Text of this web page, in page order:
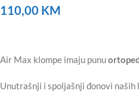
110,00 KM
Air Max klompe imaju punu
Unutrašnji i spoljašnji đonovi